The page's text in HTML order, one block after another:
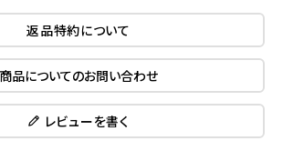
返品特約について
商品についてのお問い合わせ
レビューを書く